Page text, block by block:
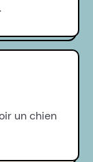
un chien